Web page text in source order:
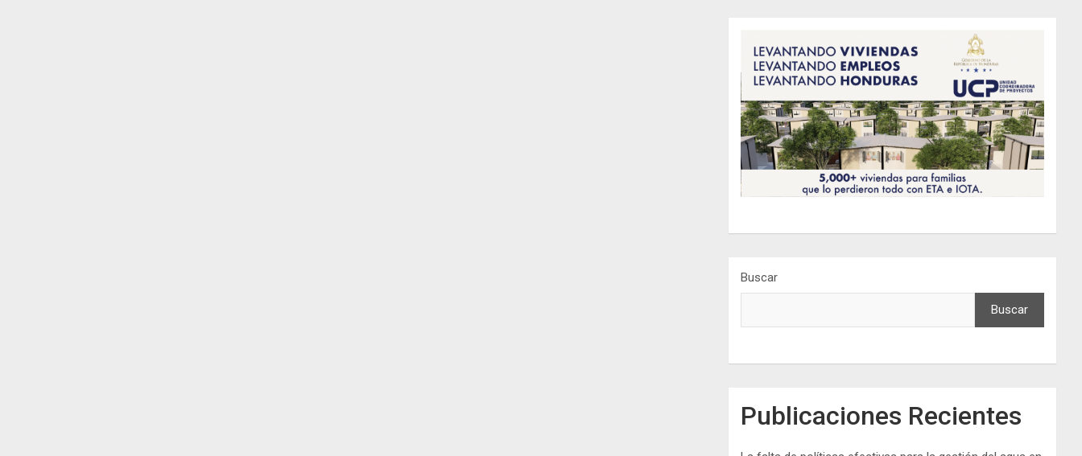
Buscar
Buscar
Publicaciones Recientes